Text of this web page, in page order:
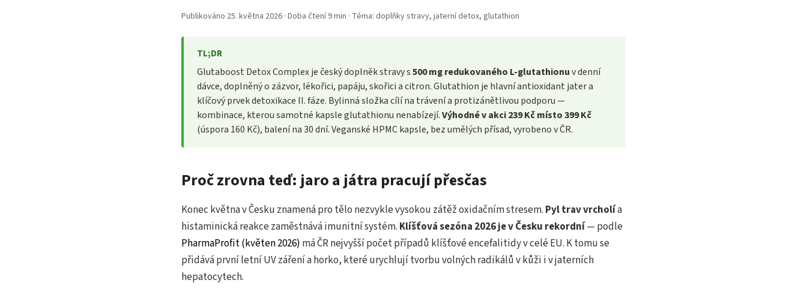
Publikováno 25. května 2026 · Doba čtení 9 min · Téma: doplňky stravy, jaterní detox, glutathion
TL;DR
Glutaboost Detox Complex je český doplněk stravy s500 mg redukovaného L-glutathionuv denní
dávce, doplněný o zázvor, lékořici, papáju, skořici a citron. Glutathion je hlavní antioxidant jater a
klíčový prvek detoxikace II. fáze. Bylinná složka cílí na trávení a protizánětlivou podporu —
kombinace, kterou samotné kapsle glutathionu nenabízejí.Výhodné v akci 239 Kč místo 399 Kč
(úspora 160 Kč), balení na 30 dní. Veganské HPMC kapsle, bez umělých přísad, vyrobeno v ČR.
Proč zrovna teď: jaro a játra pracují přesčas
Konec května v Česku znamená pro tělo nezvykle vysokou zátěž oxidačním stresem. Pyl trav vrcholía
histaminická reakce zaměstnává imunitní systém. Klíšťová sezóna 2026 je v Česku rekordní— podle
PharmaProfit (květen 2026) má ČR nejvyšší počet případů klíšťové encefalitidy v celé EU. K tomu se
přidává první letní UV záření a horko, které urychlují tvorbu volných radikálů v kůži i v jaterních
hepatocytech.